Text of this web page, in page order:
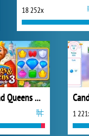
18 252x
Kings and Queens Match 3
1